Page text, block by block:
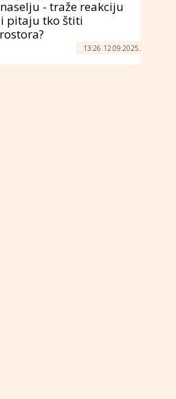
- traže reakciju
pitaju tko štiti
13:26 12.09.2025.